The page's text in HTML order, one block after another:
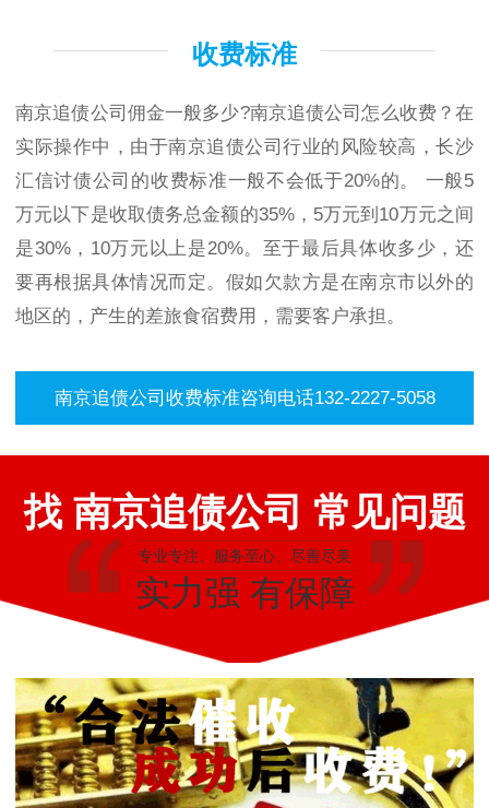
收费标准
南京追债公司佣金一般多少?南京追债公司怎么收费？在
实际操作中，由于南京追债公司行业的风险较高，长沙
汇信讨债公司的收费标准一般不会低于20%的。 一般5
万元以下是收取债务总金额的35%，5万元到10万元之间
是30%，10万元以上是20%。至于最后具体收多少，还
要再根据具体情况而定。假如欠款方是在南京市以外的
地区的，产生的差旅食宿费用，需要客户承担。
南京追债公司收费标准咨询电话132-2227-5058
找 南京追债公司 常见问题
专业专注、服务至心、尽善尽美
实力强 有保障